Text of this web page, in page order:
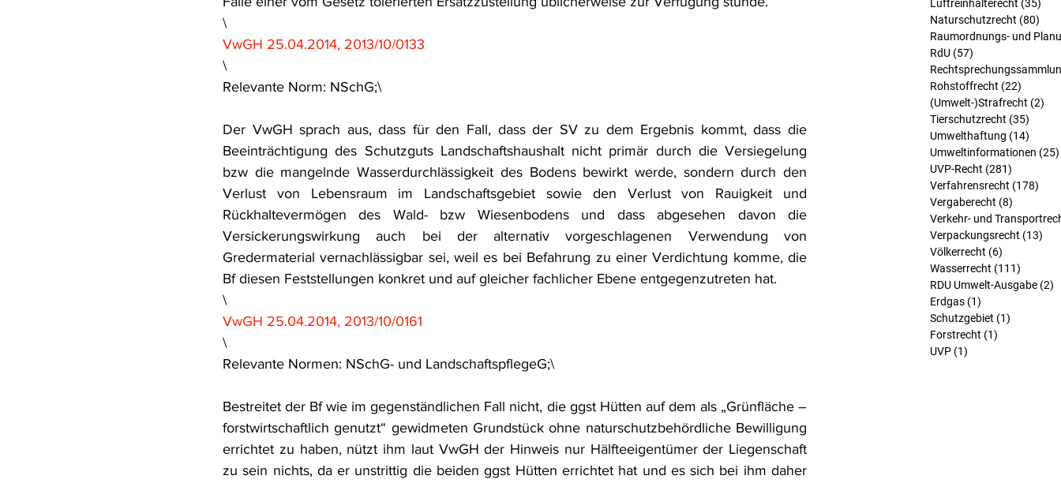
\
VwGH 25.04.2014, 2013/10/0133
\
Relevante Norm: NSchG;\
Der VwGH sprach aus, dass für den Fall, dass der SV zu dem Ergebnis kommt, dass die
Beeinträchtigung des Schutzguts Landschaftshaushalt nicht primär durch die Versiegelung
bzw die mangelnde Wasserdurchlässigkeit des Bodens bewirkt werde, sondern durch den
Verlust von Lebensraum im Landschaftsgebiet sowie den Verlust von Rauigkeit und
Rückhaltevermögen des Wald- bzw Wiesenbodens und dass abgesehen davon die
Versickerungswirkung auch bei der alternativ vorgeschlagenen Verwendung von
Gredermaterial vernachlässigbar sei, weil es bei Befahrung zu einer Verdichtung komme, die
Bf diesen Feststellungen konkret und auf gleicher fachlicher Ebene entgegenzutreten hat.
\
VwGH 25.04.2014, 2013/10/0161
\
Relevante Normen: NSchG- und LandschaftspflegeG;\
Bestreitet der Bf wie im gegenständlichen Fall nicht, die ggst Hütten auf dem als „Grünfläche –
forstwirtschaftlich genutzt“ gewidmeten Grundstück ohne naturschutzbehördliche Bewilligung
errichtet zu haben, nützt ihm laut VwGH der Hinweis nur Hälfteeigentümer der Liegenschaft
zu sein nichts, da er unstrittig die beiden ggst Hütten errichtet hat und es sich bei ihm daher
Luftreinhalterecht (35)
Naturschutzrecht (80)
Raumordnungs- und
RdU (57)
Rohstoffrecht (22)
(Umwelt-)Strafrecht (2)
Tierschutzrecht (35)
Umwelthaftung (14)
Umweltinformationen (25)
UVP-Recht (281)
Verfahrensrecht (178)
Vergaberecht (8)
Verkehr- und
Verpackungsrecht (13)
Völkerrecht (6)
Wasserrecht (111)
RDU Umwelt-Ausgabe (2)
Erdgas (1)
Schutzgebiet (1)
Forstrecht (1)
UVP (1)